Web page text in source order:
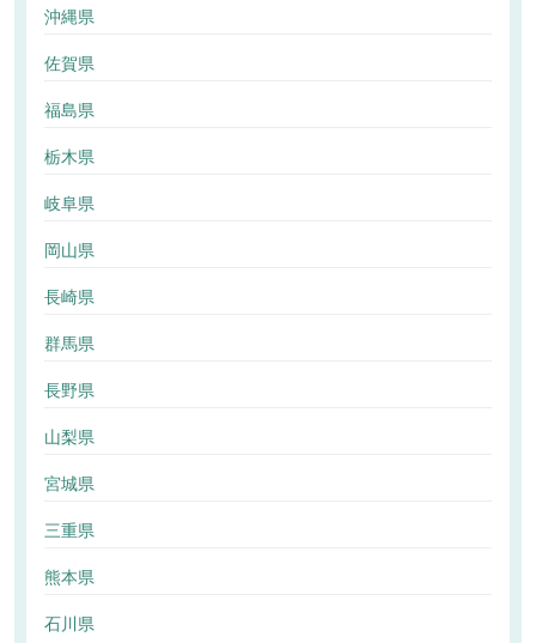
沖縄県
佐賀県
福島県
栃木県
岐阜県
岡山県
長崎県
群馬県
長野県
山梨県
宮城県
三重県
熊本県
石川県